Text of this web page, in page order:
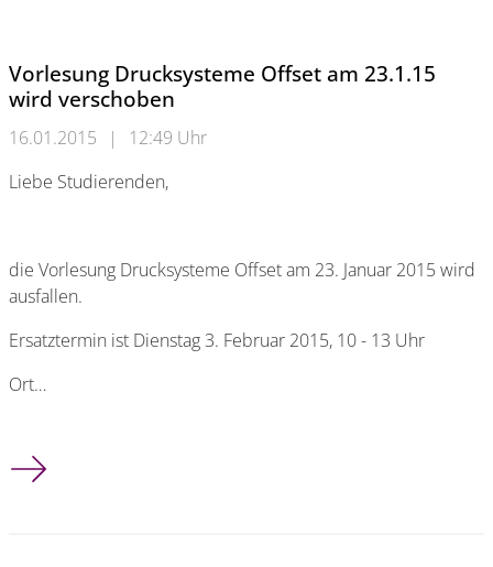
Vorlesung Drucksysteme Offset am 23.1.15
wird verschoben
16.01.2015 |
12:49 Uhr
Liebe Studierenden,
die Vorlesung Drucksysteme Offset am 23. Januar 2015 wird
ausfallen.
Ersatztermin ist Dienstag 3. Februar 2015, 10 - 13 Uhr
Ort…
Vorlesung Drucksysteme Offset am 23.1.15 wird verschoben